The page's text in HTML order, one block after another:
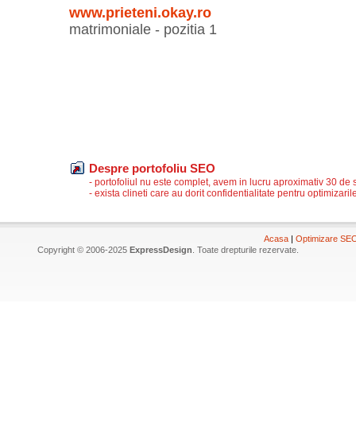
www.prieteni.okay.ro
matrimoniale - pozitia 1
Despre portofoliu SEO
- portofoliul nu este complet, avem in lucru aproximativ 30 de
- exista clineti care au dorit confidentialitate pentru
Acasa | Optimizare
Copyright © 2006-2025 ExpressDesign . Toate drepturile rezervate.